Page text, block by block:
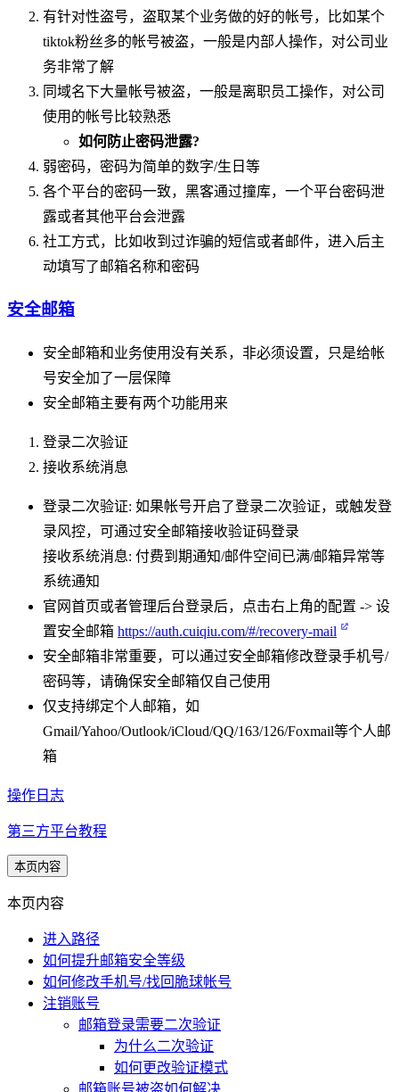
有针对性盗号，盗取某个业务做的好的帐号，比如某个
tiktok粉丝多的帐号被盗，一般是内部人操作，对公司业
务非常了解
同域名下大量帐号被盗，一般是离职员工操作，对公司
使用的帐号比较熟悉
如何防止密码泄露?
弱密码，密码为简单的数字/生日等
各个平台的密码一致，黑客通过撞库，一个平台密码泄
露或者其他平台会泄露
社工方式，比如收到过诈骗的短信或者邮件，进入后主
动填写了邮箱名称和密码
安全邮箱
安全邮箱和业务使用没有关系，非必须设置，只是给帐
号安全加了一层保障
安全邮箱主要有两个功能用来
登录二次验证
接收系统消息
登录二次验证: 如果帐号开启了登录二次验证，或触发登
录风控，可通过安全邮箱接收验证码登录
接收系统消息: 付费到期通知/邮件空间已满/邮箱异常等
系统通知
官网首页或者管理后台登录后，点击右上角的配置 -> 设
置安全邮箱 https://auth.cuiqiu.com/#/recovery-mail
安全邮箱非常重要，可以通过安全邮箱修改登录手机号/
密码等，请确保安全邮箱仅自己使用
仅支持绑定个人邮箱，如
Gmail/Yahoo/Outlook/iCloud/QQ/163/126/Foxmail等个人邮
箱
操作日志
第三方平台教程
本页内容
本页内容
进入路径
如何提升邮箱安全等级
如何修改手机号/找回脆球帐号
注销账号
邮箱登录需要二次验证
为什么二次验证
如何更改验证模式